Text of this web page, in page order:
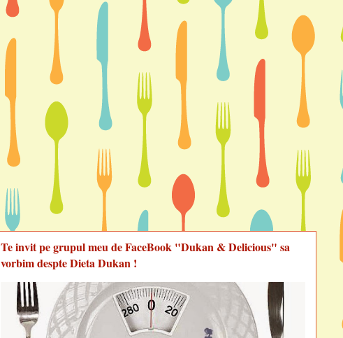
Te invit pe grupul meu de FaceBook "Dukan & Delicious" sa
vorbim despte Dieta Dukan !